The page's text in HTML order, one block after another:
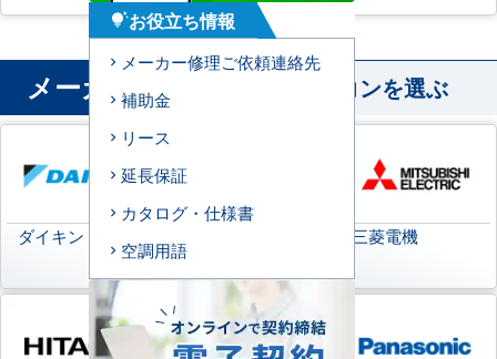
メーカー から業務用エアコンを選ぶ
ダイキン
(旧:東芝キヤリア)
三菱電機
tips_and_updatesお役立ち情報
メーカー修理ご依頼連絡先
補助金
リース
延長保証
カタログ・仕様書
空調用語